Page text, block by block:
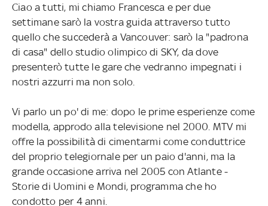
Ciao a tutti, mi chiamo Francesca e per due
settimane sarò la vostra guida attraverso tutto
quello che succederà a Vancouver: sarò la "padrona
di casa" dello studio olimpico di SKY, da dove
presenterò tutte le gare che vedranno impegnati i
nostri azzurri ma non solo.
Vi parlo un po' di me: dopo le prime esperienze come
modella, approdo alla televisione nel 2000. MTV mi
offre la possibilità di cimentarmi come conduttrice
del proprio telegiornale per un paio d'anni, ma la
grande occasione arriva nel 2005 con Atlante -
Storie di Uomini e Mondi, programma che ho
condotto per 4 anni.